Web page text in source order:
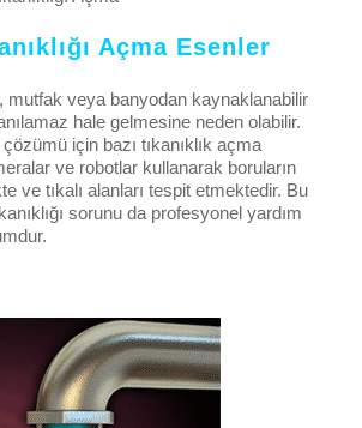
Açma Esenler
mutfak veya banyodan kaynaklanabilir
hale gelmesine neden olabilir.
çözümü için bazı tıkanıklık açma
ve robotlar kullanarak boruların
ve tıkalı alanları tespit etmektedir. Bu
sorunu da profesyonel yardım